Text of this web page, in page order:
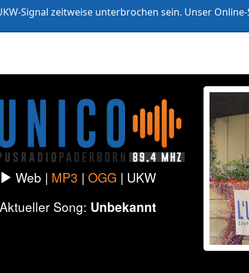
Signal zeitweise unterbrochen sein. Unser
& Redaktionen Datenschutz Impressum Intern
Web | MP3 | OGG | UKW
Aktueller Song: Unbekannt